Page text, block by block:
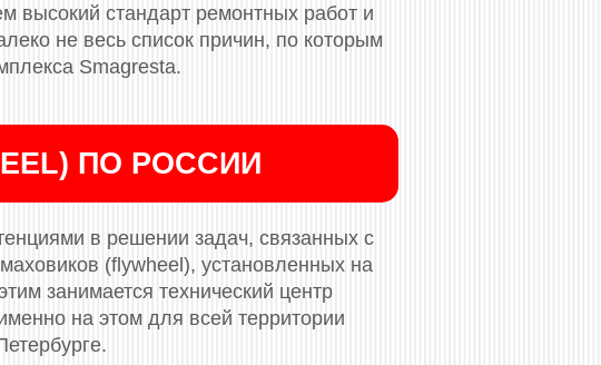
высокий стандарт ремонтных работ и
не весь список причин, по которым
Smagresta.
ПО РОССИИ
в решении задач, связанных с
(flywheel), установленных на
занимается технический центр
на этом для всей территории